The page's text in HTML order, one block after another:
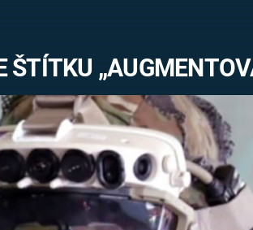
a
FILMY
REALITA
HORORY
ŠTÍTKU